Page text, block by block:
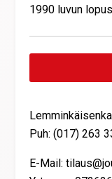
1990 luvun
Puh: (017) 263
E-Mail: